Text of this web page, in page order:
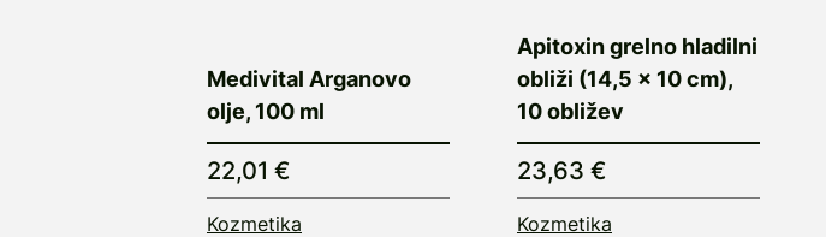
Medivital Arganovo
olje, 100 ml
22,01 €
Kozmetika
Apitoxin grelno hladilni
obliži (14,5 x 10 cm),
10 obližev
23,63 €
Kozmetika